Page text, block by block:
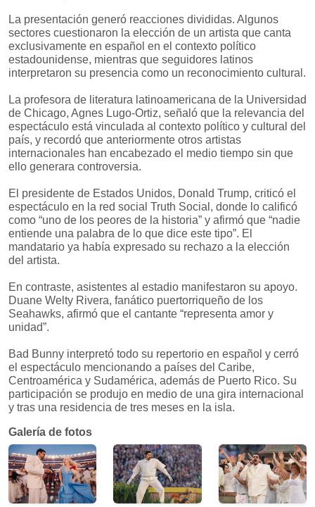
La presentación generó reacciones divididas. Algunos
sectores cuestionaron la elección de un artista que canta
exclusivamente en español en el contexto político
estadounidense, mientras que seguidores latinos
interpretaron su presencia como un reconocimiento cultural.
La profesora de literatura latinoamericana de la Universidad
de Chicago, Agnes Lugo-Ortiz, señaló que la relevancia del
espectáculo está vinculada al contexto político y cultural del
país, y recordó que anteriormente otros artistas
internacionales han encabezado el medio tiempo sin que
ello generara controversia.
El presidente de Estados Unidos, Donald Trump, criticó el
espectáculo en la red social Truth Social, donde lo calificó
como “uno de los peores de la historia” y afirmó que “nadie
entiende una palabra de lo que dice este tipo”. El
mandatario ya había expresado su rechazo a la elección
del artista.
En contraste, asistentes al estadio manifestaron su apoyo.
Duane Welty Rivera, fanático puertorriqueño de los
Seahawks, afirmó que el cantante “representa amor y
unidad”.
Bad Bunny interpretó todo su repertorio en español y cerró
el espectáculo mencionando a países del Caribe,
Centroamérica y Sudamérica, además de Puerto Rico. Su
participación se produjo en medio de una gira internacional
y tras una residencia de tres meses en la isla.
Galería de fotos